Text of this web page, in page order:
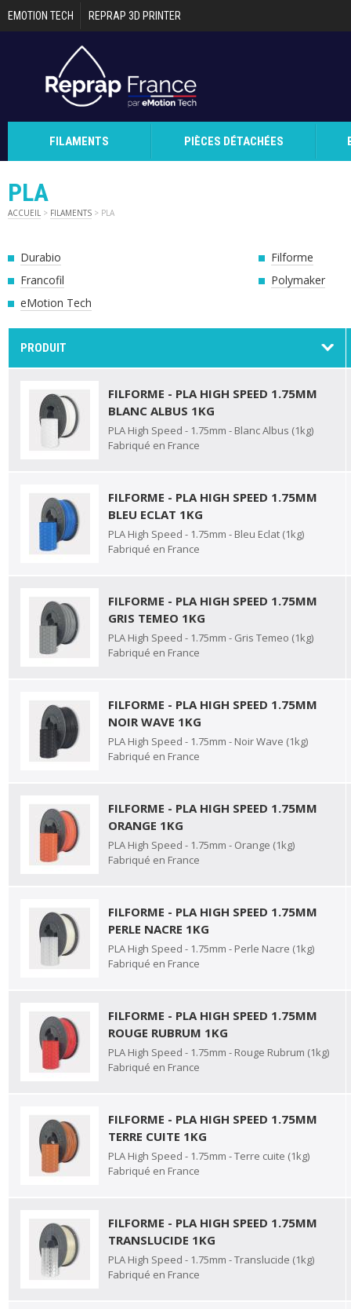
Aller au contenu principal
EMOTION TECH REPRAP 3D PRINTER
FILAMENTS PIÈCES DÉTACHÉES
PLA
ACCUEIL > FILAMENTS > PLA
Durabio
Filforme
Francofil
Polymaker
eMotion Tech
PRODUIT
FILFORME - PLA HIGH SPEED 1.75MM
BLANC ALBUS 1KG
PLA High Speed - 1.75mm - Blanc Albus (1kg)
Fabriqué en France
FILFORME - PLA HIGH SPEED 1.75MM
BLEU ECLAT 1KG
PLA High Speed - 1.75mm - Bleu Eclat (1kg)
Fabriqué en France
FILFORME - PLA HIGH SPEED 1.75MM
GRIS TEMEO 1KG
PLA High Speed - 1.75mm - Gris Temeo (1kg)
Fabriqué en France
FILFORME - PLA HIGH SPEED 1.75MM
NOIR WAVE 1KG
PLA High Speed - 1.75mm - Noir Wave (1kg)
Fabriqué en France
FILFORME - PLA HIGH SPEED 1.75MM
ORANGE 1KG
PLA High Speed - 1.75mm - Orange (1kg)
Fabriqué en France
FILFORME - PLA HIGH SPEED 1.75MM
PERLE NACRE 1KG
PLA High Speed - 1.75mm - Perle Nacre (1kg)
Fabriqué en France
FILFORME - PLA HIGH SPEED 1.75MM
ROUGE RUBRUM 1KG
PLA High Speed - 1.75mm - Rouge Rubrum (1kg)
Fabriqué en France
FILFORME - PLA HIGH SPEED 1.75MM
TERRE CUITE 1KG
PLA High Speed - 1.75mm - Terre cuite (1kg)
Fabriqué en France
FILFORME - PLA HIGH SPEED 1.75MM
TRANSLUCIDE 1KG
PLA High Speed - 1.75mm - Translucide (1kg)
Fabriqué en France